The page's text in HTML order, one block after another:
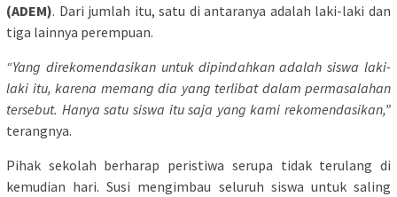
(ADEM). Dari jumlah itu, satu di antaranya adalah laki-laki dan
tiga lainnya perempuan.
“Yang direkomendasikan untuk dipindahkan adalah siswa laki-
laki itu, karena memang dia yang terlibat dalam permasalahan
tersebut. Hanya satu siswa itu saja yang kami rekomendasikan,”
terangnya.
Pihak sekolah berharap peristiwa serupa tidak terulang di
kemudian hari. Susi mengimbau seluruh siswa untuk saling